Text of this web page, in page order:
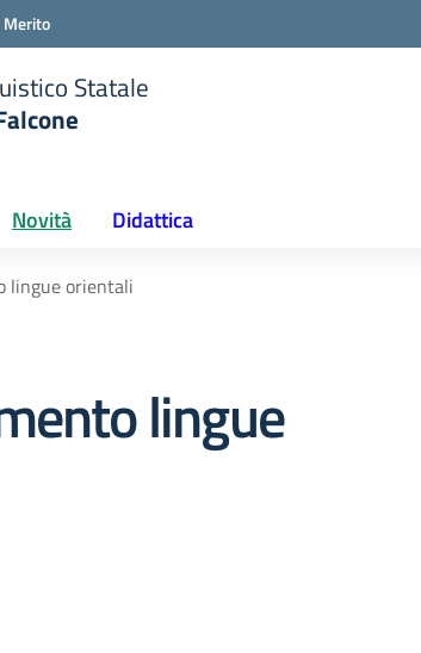
Statale
Novità Didattica
lingue orientali
lingue